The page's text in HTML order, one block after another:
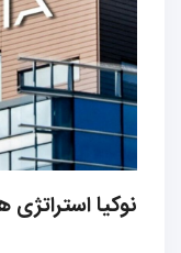
نوکیا